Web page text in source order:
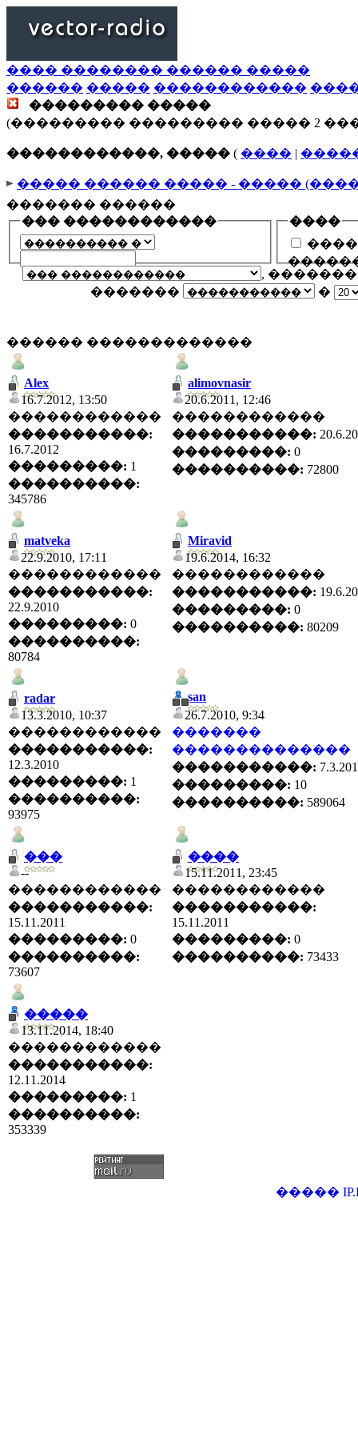
���� �������� ������ �����
������ ����� ������������
��������� �����
(��������� ��������� ����� 2
������������, ����� ( ���� |
����� ������ ����� - �����
������� ������
��� ������������
����
,
�������
�
������ �������������
Alex
16.7.2012, 13:50
������������
�����������:
16.7.2012
���������: 1
����������:
345786
alimovnasir
20.6.2011, 12:46
������������
�����������:
���������: 0
����������: 72800
matveka
22.9.2010, 17:11
������������
�����������:
22.9.2010
���������: 0
����������:
80784
Miravid
19.6.2014, 16:32
������������
�����������:
���������: 0
����������: 80209
radar
13.3.2010, 10:37
������������
�����������:
12.3.2010
���������: 1
����������:
93975
san
26.7.2010, 9:34
�������
��������������
�����������:
���������: 10
����������: 589064
���
--
������������
�����������:
15.11.2011
���������: 0
����������:
73607
����
15.11.2011, 23:45
������������
�����������:
15.11.2011
���������: 0
����������: 73433
�����
13.11.2014, 18:40
������������
�����������:
12.11.2014
���������: 1
����������:
353339
�����